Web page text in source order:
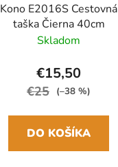
Kono E2016S Cestovná
taška Čierna 40cm
Skladom
€15,50
€25 (–38 %)
DO KOŠÍKA